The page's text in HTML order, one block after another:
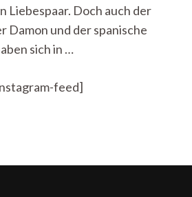
fürchte
ich
nicht“
Liebespaar. Doch auch der
Damon und der spanische
sich in …
feed]